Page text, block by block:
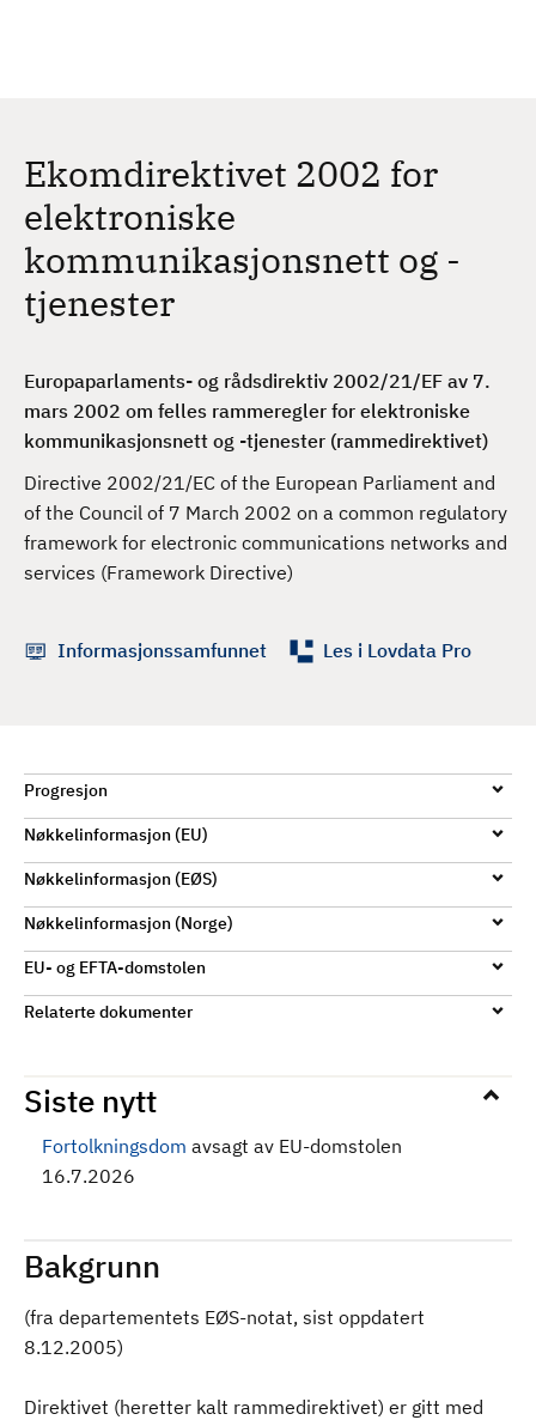
Ekomdirektivet 2002 for
elektroniske
kommunikasjonsnett og -
tjenester
Europaparlaments- og rådsdirektiv 2002/21/EF av 7.
mars 2002 om felles rammeregler for elektroniske
kommunikasjonsnett og -tjenester (rammedirektivet)
Directive 2002/21/EC of the European Parliament and
of the Council of 7 March 2002 on a common regulatory
framework for electronic communications networks and
services (Framework Directive)
Informasjonssamfunnet Les i Lovdata Pro
Progresjon
Nøkkelinformasjon (EU)
Nøkkelinformasjon (EØS)
Nøkkelinformasjon (Norge)
EU- og EFTA-domstolen
Relaterte dokumenter
Siste nytt
Fortolkningsdom avsagt av EU-domstolen
16.7.2026
Bakgrunn
(fra departementets EØS-notat, sist oppdatert
8.12.2005)
Direktivet (heretter kalt rammedirektivet) er gitt med